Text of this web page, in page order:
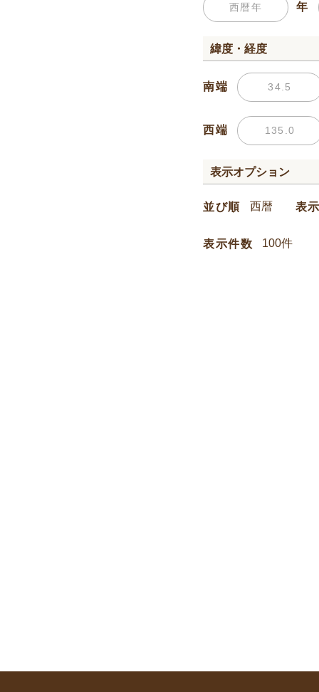
年
緯度・経度
南端
西端
表示オプション
並び順 表
表示件数